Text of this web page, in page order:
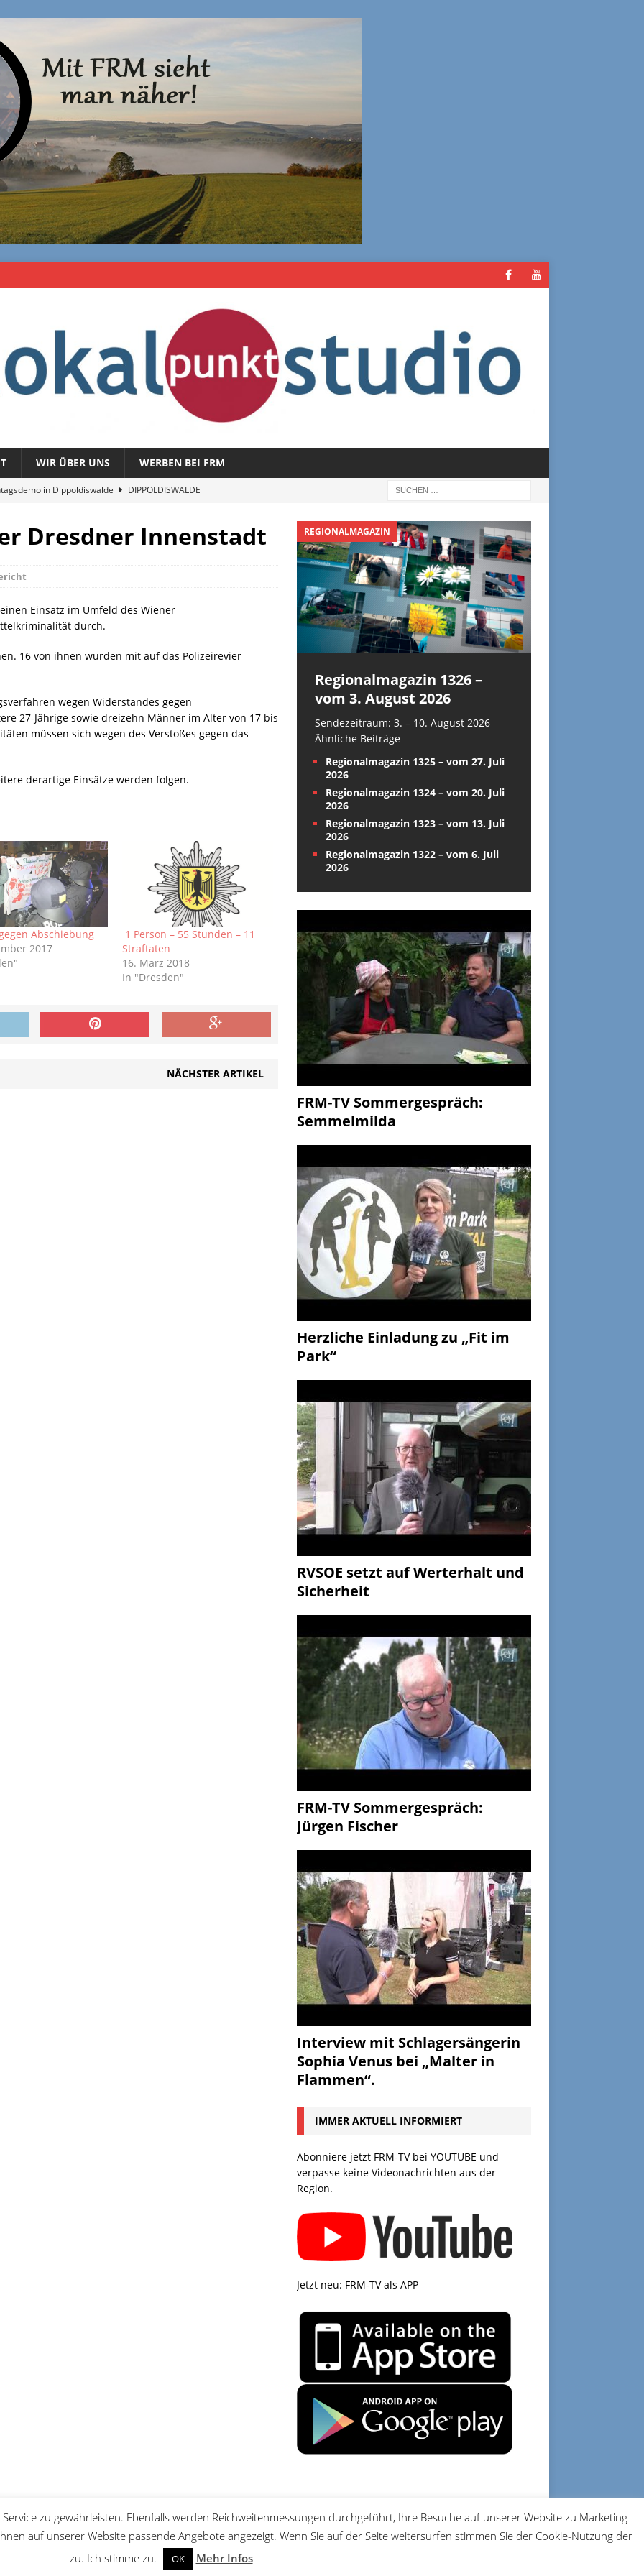
WIR ÜBER UNS WERBEN BEI FRM
in Dippoldiswalde
DIPPOLDISWALDE
1325 – vom 27. Juli 2026
REGIONALMAGAZIN
Dresdner Innenstadt
Einsatz im Umfeld des Wiener
durch.
16 von ihnen wurden mit auf das Polizeirevier
wegen Widerstandes gegen
27-Jährige sowie dreizehn Männer im Alter von 17 bis
müssen sich wegen des Verstoßes gegen das
derartige Einsätze werden folgen.
Abschiebung
2017
1 Person – 55 Stunden – 11
Straftaten
16. März 2018
In "Dresden"
NÄCHSTER ARTIKEL
REGIONALMAGAZIN
Regionalmagazin 1326 –
vom 3. August 2026
Sendezeitraum: 3. – 10. August 2026
Ähnliche Beiträge
Regionalmagazin 1325 – vom 27. Juli
2026
Regionalmagazin 1324 – vom 20. Juli
2026
Regionalmagazin 1323 – vom 13. Juli
2026
Regionalmagazin 1322 – vom 6. Juli
2026
FRM-TV Sommergespräch:
Semmelmilda
Herzliche Einladung zu „Fit im
Park“
RVSOE setzt auf Werterhalt und
Sicherheit
FRM-TV Sommergespräch:
Jürgen Fischer
Interview mit Schlagersängerin
Sophia Venus bei „Malter in
Flammen“.
IMMER AKTUELL INFORMIERT
Abonniere jetzt FRM-TV bei YOUTUBE und
verpasse keine Videonachrichten aus der
Region.
Jetzt neu: FRM-TV als APP
DATENSCHUTZ IMPRESSUM
zu gewährleisten. Ebenfalls werden Reichweitenmessungen durchgeführt, Ihre Besuche auf unserer Website zu Marketing-
auf unserer Website passende Angebote angezeigt. Wenn Sie auf der Seite weitersurfen stimmen Sie der Cookie-Nutzung der
zu. Ich stimme zu.
OK Mehr Infos